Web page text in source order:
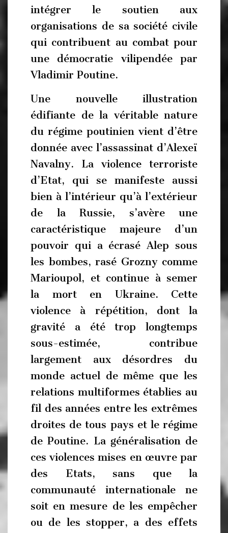
intégrer le soutien aux
organisations de sa société civile
qui contribuent au combat pour
une démocratie vilipendée par
Vladimir Poutine.
Une nouvelle illustration
édifiante de la véritable nature
du régime poutinien vient d’être
donnée avec l’assassinat d’Alexeï
Navalny. La violence terroriste
d’Etat, qui se manifeste aussi
bien à l’intérieur qu’à l’extérieur
de la Russie, s’avère une
caractéristique majeure d’un
pouvoir qui a écrasé Alep sous
les bombes, rasé Grozny comme
Marioupol, et continue à semer
la mort en Ukraine. Cette
violence à répétition, dont la
gravité a été trop longtemps
sous-estimée, contribue
largement aux désordres du
monde actuel de même que les
relations multiformes établies au
fil des années entre les extrêmes
droites de tous pays et le régime
de Poutine. La généralisation de
ces violences mises en œuvre par
des Etats, sans que la
communauté internationale ne
soit en mesure de les empêcher
ou de les stopper, a des effets